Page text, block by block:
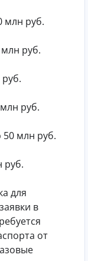
млн руб.
руб.
руб.
млн руб.
руб.
для
в
от